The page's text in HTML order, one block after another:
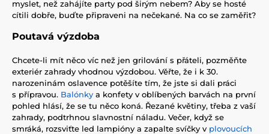
myslet, než zahájíte party pod širým nebem? Aby se hosté
cítili dobře, buďte připraveni na nečekané. Na co se zaměřit?
Poutavá výzdoba
Chcete-li mít něco víc než jen grilování s přáteli, pozměňte
exteriér zahrady vhodnou výzdobou. Věřte, že i k 30.
narozeninám oslavence potěšíte tím, že jste si dali práci
s přípravou. Balónky a konfety v oblíbených barvách na první
pohled hlásí, že se tu něco koná. Řezané květiny, třeba z vaší
zahrady, podtrhnou slavnostní náladu. Večer, když se
smráká, rozsviťte led lampióny a zapalte svíčky v plovoucích